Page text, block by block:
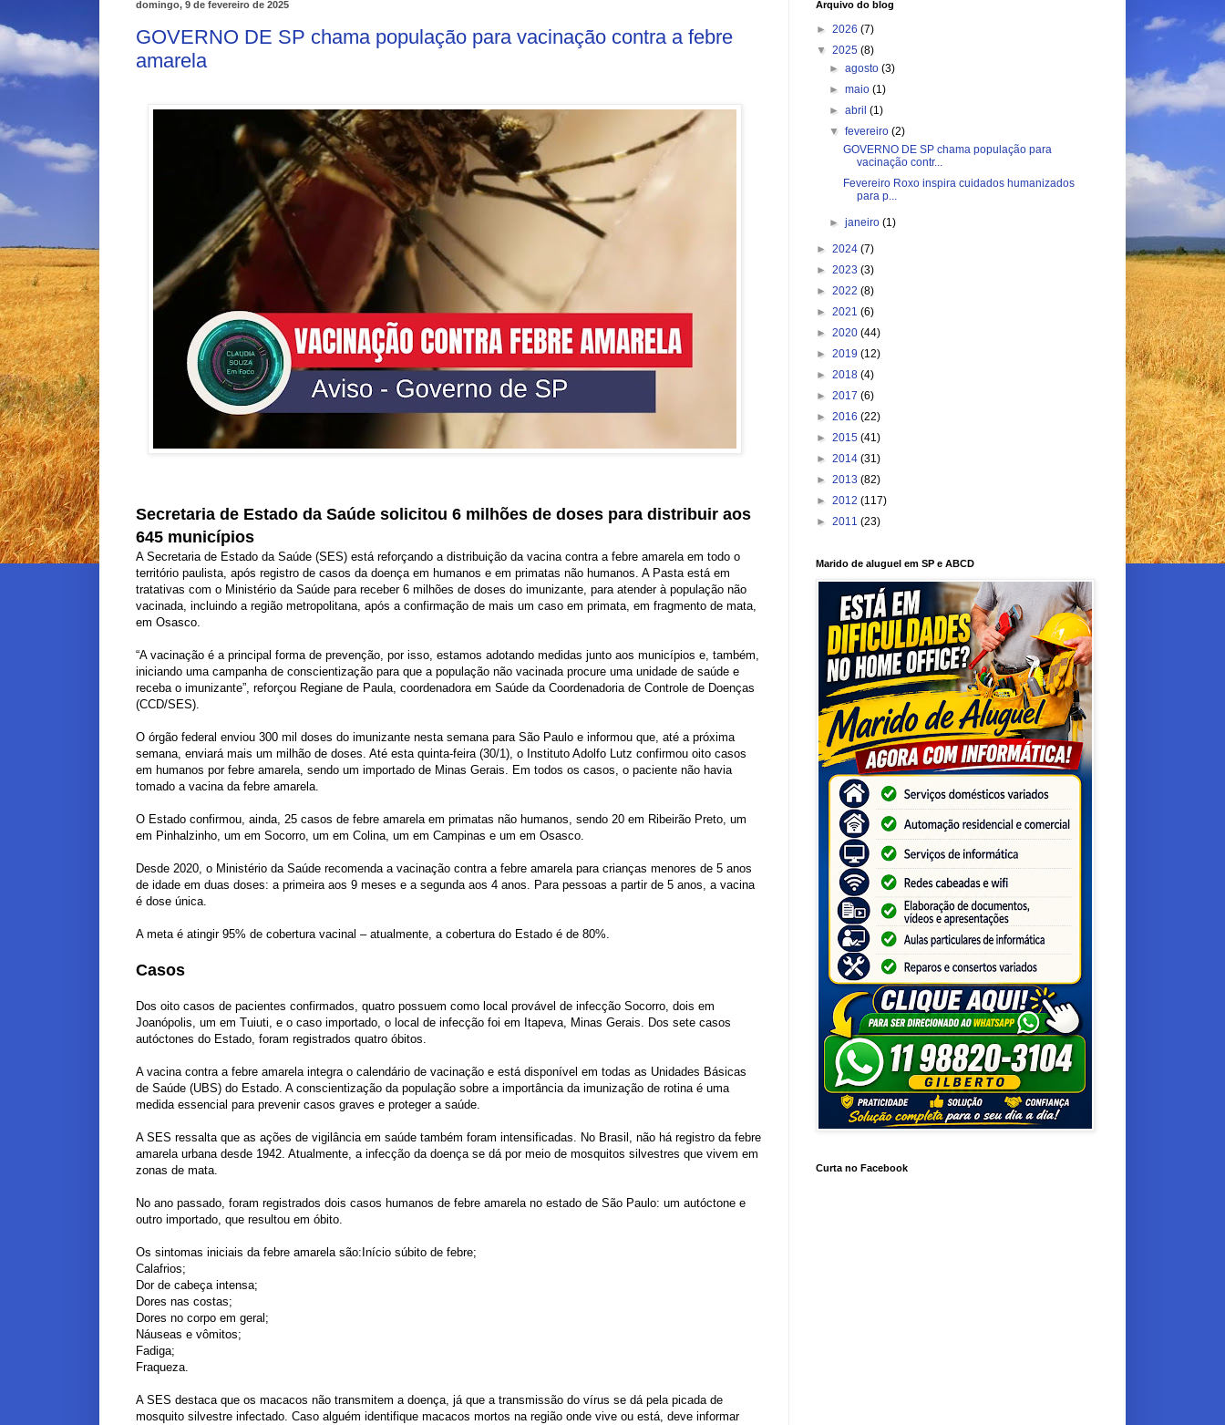
domingo, 9 de fevereiro de 2025
GOVERNO DE SP chama população para vacinação contra a febre
amarela
Secretaria de Estado da Saúde solicitou 6 milhões de doses para distribuir aos
645 municípios
A Secretaria de Estado da Saúde (SES) está reforçando a distribuição da vacina contra a febre amarela em todo o
território paulista, após registro de casos da doença em humanos e em primatas não humanos. A Pasta está em
tratativas com o Ministério da Saúde para receber 6 milhões de doses do imunizante, para atender à população não
vacinada, incluindo a região metropolitana, após a confirmação de mais um caso em primata, em fragmento de mata,
em Osasco.
“A vacinação é a principal forma de prevenção, por isso, estamos adotando medidas junto aos municípios e, também,
iniciando uma campanha de conscientização para que a população não vacinada procure uma unidade de saúde e
receba o imunizante”, reforçou Regiane de Paula, coordenadora em Saúde da Coordenadoria de Controle de Doenças
(CCD/SES).
O órgão federal enviou 300 mil doses do imunizante nesta semana para São Paulo e informou que, até a próxima
semana, enviará mais um milhão de doses. Até esta quinta-feira (30/1), o Instituto Adolfo Lutz confirmou oito casos
em humanos por febre amarela, sendo um importado de Minas Gerais. Em todos os casos, o paciente não havia
tomado a vacina da febre amarela.
O Estado confirmou, ainda, 25 casos de febre amarela em primatas não humanos, sendo 20 em Ribeirão Preto, um
em Pinhalzinho, um em Socorro, um em Colina, um em Campinas e um em Osasco.
Desde 2020, o Ministério da Saúde recomenda a vacinação contra a febre amarela para crianças menores de 5 anos
de idade em duas doses: a primeira aos 9 meses e a segunda aos 4 anos. Para pessoas a partir de 5 anos, a vacina
é dose única.
A meta é atingir 95% de cobertura vacinal – atualmente, a cobertura do Estado é de 80%.
Casos
Dos oito casos de pacientes confirmados, quatro possuem como local provável de infecção Socorro, dois em
Joanópolis, um em Tuiuti, e o caso importado, o local de infecção foi em Itapeva, Minas Gerais. Dos sete casos
autóctones do Estado, foram registrados quatro óbitos.
A vacina contra a febre amarela integra o calendário de vacinação e está disponível em todas as Unidades Básicas
de Saúde (UBS) do Estado. A conscientização da população sobre a importância da imunização de rotina é uma
medida essencial para prevenir casos graves e proteger a saúde.
A SES ressalta que as ações de vigilância em saúde também foram intensificadas. No Brasil, não há registro da febre
amarela urbana desde 1942. Atualmente, a infecção da doença se dá por meio de mosquitos silvestres que vivem em
zonas de mata.
No ano passado, foram registrados dois casos humanos de febre amarela no estado de São Paulo: um autóctone e
outro importado, que resultou em óbito.
Os sintomas iniciais da febre amarela são:Início súbito de febre;
Calafrios;
Dor de cabeça intensa;
Dores nas costas;
Dores no corpo em geral;
Náuseas e vômitos;
Fadiga;
Fraqueza.
A SES destaca que os macacos não transmitem a doença, já que a transmissão do vírus se dá pela picada de
mosquito silvestre infectado. Caso alguém identifique macacos mortos na região onde vive ou está, deve informar
Arquivo do blog
► 2026 (7)
▼ 2025 (8)
►agosto(3)
►maio(1)
►abril(1)
▼fevereiro(2)
GOVERNO DE SP chama população para
vacinação contr...
Fevereiro Roxo inspira cuidados humanizados
para p...
►janeiro(1)
► 2024 (7)
► 2023 (3)
► 2022 (8)
► 2021 (6)
► 2020 (44)
► 2019 (12)
► 2018 (4)
► 2017 (6)
► 2016 (22)
► 2015 (41)
► 2014 (31)
► 2013 (82)
► 2012 (117)
► 2011 (23)
Marido de aluguel em SP e ABCD
Curta no Facebook